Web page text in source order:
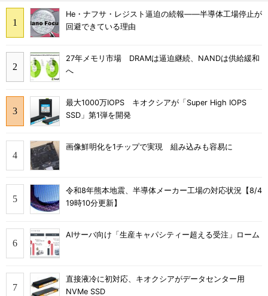
He・ナフサ・レジスト逼迫の続報――半導体工場停止が
回避できている理由
27年メモリ市場 DRAMは逼迫継続、NANDは供給緩和
へ
最大1000万IOPS キオクシアが「Super High IOPS
SSD」第1弾を開発
画像鮮明化を1チップで実現 組み込みも容易に
令和8年熊本地震、半導体メーカー工場の対応状況【8/4
19時10分更新】
AIサーバ向け「生産キャパシティー超える受注」ローム
直接液冷に初対応、キオクシアがデータセンター用
NVMe SSD